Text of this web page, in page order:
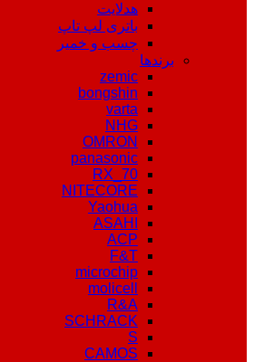
هدلایت
باتری لپ تاپ
چسب و خمیر
برندها
zemic
bongshin
varta
NHG
OMRON
panasonic
RX_70
NITECORE
Yaohua
ASAHI
ACP
F&T
microchip
molicell
R&A
SCHRACK
S
CAMOS